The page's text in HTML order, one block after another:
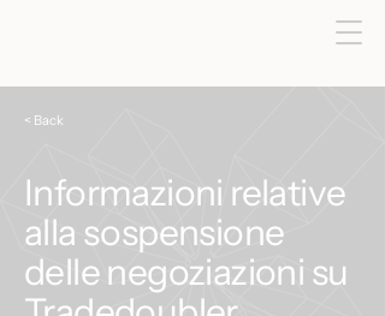
< Back
Informazioni relative
alla sospensione
delle negoziazioni su